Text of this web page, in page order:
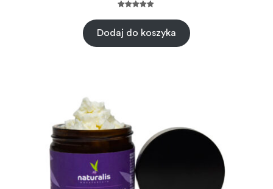
podstawie
Dodaj do koszyka